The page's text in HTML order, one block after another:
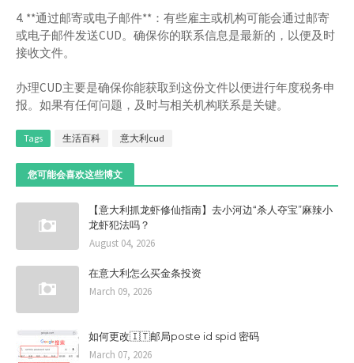
4. **通过邮寄或电子邮件**：有些雇主或机构可能会通过邮寄
或电子邮件发送CUD。确保你的联系信息是最新的，以便及时
接收文件。
办理CUD主要是确保你能获取到这份文件以便进行年度税务申
报。如果有任何问题，及时与相关机构联系是关键。
Tags 生活百科 意大利cud
您可能会喜欢这些博文
【意大利抓龙虾修仙指南】去小河边“杀人夺宝”麻辣小
龙虾犯法吗？
August 04, 2026
在意大利怎么买金条投资
March 09, 2026
如何更改🇮🇹邮局poste id spid 密码
March 07, 2026